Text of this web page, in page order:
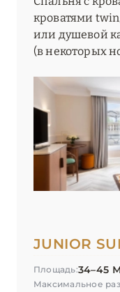
кроватями
или душевой
(в некоторых
JUNIOR
Площадь:34–45
Максимальное